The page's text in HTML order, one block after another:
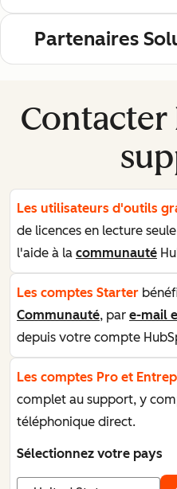
Partenaires
Contacter
Les utilisateurs d'outils
de licences en lecture
l'aide à la communauté
Les comptes Starter
Communauté, par e-mail
depuis votre compte
Les comptes Pro et
complet au support, y
téléphonique direct.
Sélectionnez votre pays